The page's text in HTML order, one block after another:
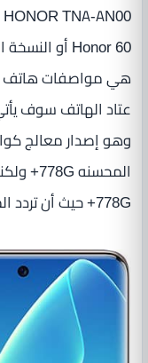
778G+ حيث أن تردد المعالج يظهر أعلي من 2.5 جيجاهرتز.